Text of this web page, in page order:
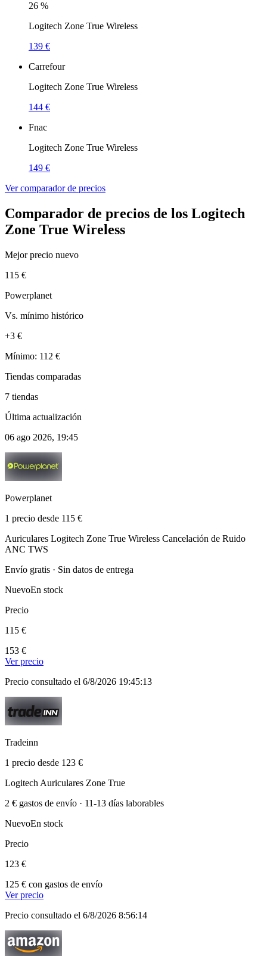
26 %
Logitech Zone True Wireless
139 €
Carrefour
Logitech Zone True Wireless
144 €
Fnac
Logitech Zone True Wireless
149 €
Ver comparador de precios
Comparador de precios de los Logitech
Zone True Wireless
Mejor precio nuevo
115 €
Powerplanet
Vs. mínimo histórico
+3 €
Mínimo: 112 €
Tiendas comparadas
7 tiendas
Última actualización
06 ago 2026, 19:45
Powerplanet
1 precio desde 115 €
Auriculares Logitech Zone True Wireless Cancelación de Ruido
ANC TWS
Envío gratis · Sin datos de entrega
NuevoEn stock
Precio
115 €
153 €
Ver precio
Precio consultado el 6/8/2026 19:45:13
Tradeinn
1 precio desde 123 €
Logitech Auriculares Zone True
2 € gastos de envío · 11-13 días laborables
NuevoEn stock
Precio
123 €
125 € con gastos de envío
Ver precio
Precio consultado el 6/8/2026 8:56:14